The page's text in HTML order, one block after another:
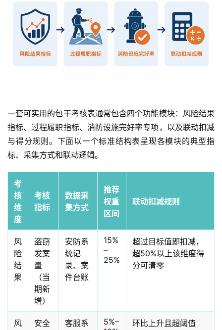
一套可实用的包干考核表通常包含四个功能模块：风险结果
指标、过程履职指标、消防设施完好率专项，以及联动扣减
与得分规则。下面以一个标准结构表呈现各模块的典型指
标、采集方式和联动逻辑。
考
核
维
度
考核
指标
数据采
集方式
推荐
权重
区间
联动扣减规则
风
险
结
果
盗窃
发案
量
（当
期新
增）
安防系
统记
录、案
件台账
15%
–
25%
超过目标值即扣减，
超50%以上该维度得
分可清零
风 安全 客服系
5%–
环比上升且超阈值